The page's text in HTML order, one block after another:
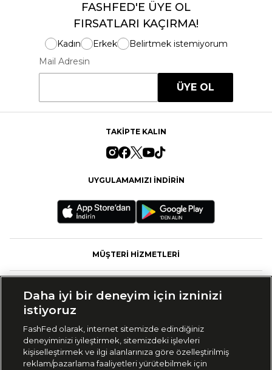
FASHFED'E ÜYE OL
FIRSATLARI KAÇIRMA!
Kadın Erkek
Belirtmek istemiyorum
Mail Adresin
ÜYE OL
TAKİPTE KALIN
UYGULAMAMIZI İNDİRİN
MÜŞTERİ HİZMETLERİ
KOLEKSİYONLAR
Daha iyi bir deneyim için izninizi
istiyoruz
FashFed olarak, internet sitemizde edindiğiniz
deneyiminizi iyileştirmek, sitemizdeki işlevleri
kişiselleştirmek ve ilgi alanlarınıza göre özelleştirilmiş
reklam/pazarlama faaliyetleri yürütebilmek için